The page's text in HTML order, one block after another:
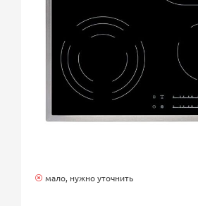
мало, нужно уточнить